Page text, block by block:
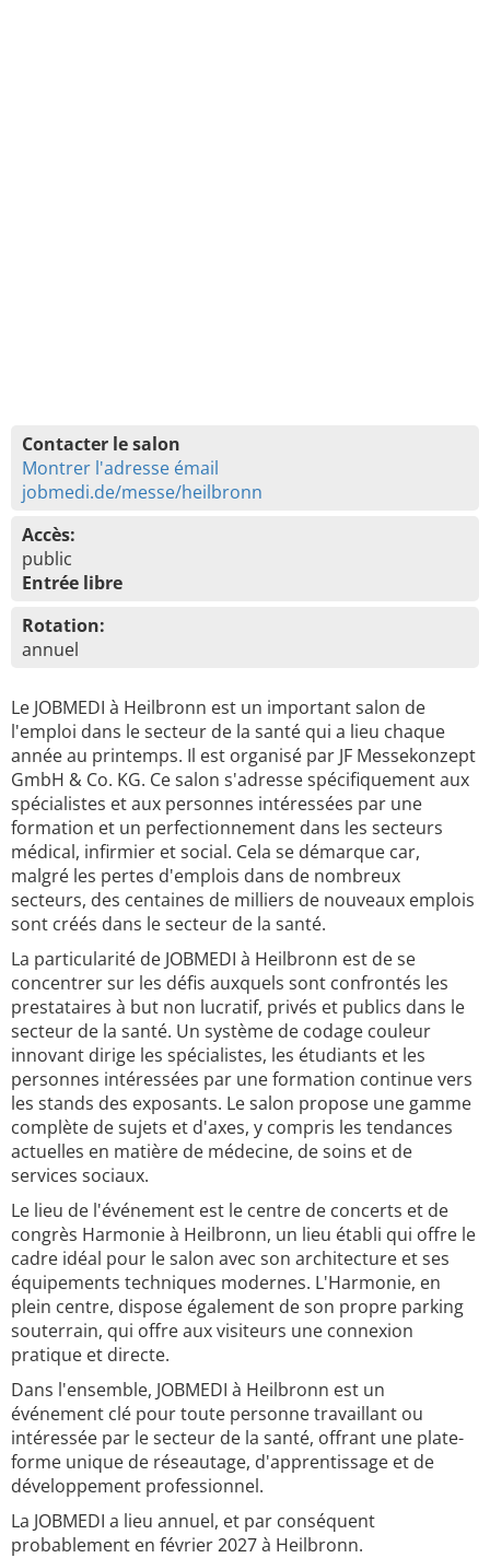
Contacter le salon
Montrer l'adresse émail
jobmedi.de/messe/heilbronn
Accès:
public
Entrée libre
Rotation:
annuel
Le JOBMEDI à Heilbronn est un important salon de
l'emploi dans le secteur de la santé qui a lieu chaque
année au printemps. Il est organisé par JF Messekonzept
GmbH & Co. KG. Ce salon s'adresse spécifiquement aux
spécialistes et aux personnes intéressées par une
formation et un perfectionnement dans les secteurs
médical, infirmier et social. Cela se démarque car,
malgré les pertes d'emplois dans de nombreux
secteurs, des centaines de milliers de nouveaux emplois
sont créés dans le secteur de la santé.
La particularité de JOBMEDI à Heilbronn est de se
concentrer sur les défis auxquels sont confrontés les
prestataires à but non lucratif, privés et publics dans le
secteur de la santé. Un système de codage couleur
innovant dirige les spécialistes, les étudiants et les
personnes intéressées par une formation continue vers
les stands des exposants. Le salon propose une gamme
complète de sujets et d'axes, y compris les tendances
actuelles en matière de médecine, de soins et de
services sociaux.
Le lieu de l'événement est le centre de concerts et de
congrès Harmonie à Heilbronn, un lieu établi qui offre le
cadre idéal pour le salon avec son architecture et ses
équipements techniques modernes. L'Harmonie, en
plein centre, dispose également de son propre parking
souterrain, qui offre aux visiteurs une connexion
pratique et directe.
Dans l'ensemble, JOBMEDI à Heilbronn est un
événement clé pour toute personne travaillant ou
intéressée par le secteur de la santé, offrant une plate-
forme unique de réseautage, d'apprentissage et de
développement professionnel.
La JOBMEDI a lieu annuel, et par conséquent
probablement en février 2027 à Heilbronn.